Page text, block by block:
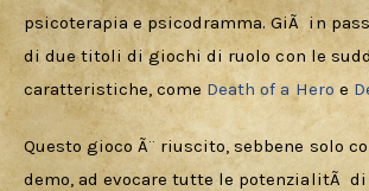
psicoterapia e psicodramma. GiÃ  in
di due titoli di giochi di ruolo con le
caratteristiche, come Death of a Hero e
Questo gioco Ã¨ riuscito, sebbene solo
demo, ad evocare tutte le potenzialitÃ